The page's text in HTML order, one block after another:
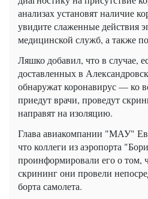
анализах установят наличие
увидите слаженные действия
медицинской служб, а также
Ляшко добавил, что в случае,
доставленных в
обнаружат коронавирус — ко
приедут врачи, проведут
направят на изоляцию.
Глава авиакомпании "МАУ"
что коллеги из аэропорта
проинформировали его о том,
скрининг они провели
борта самолета.